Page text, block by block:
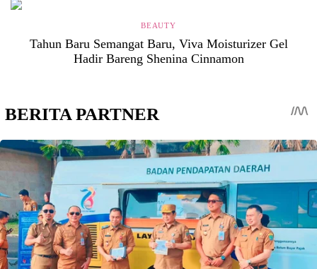
BEAUTY
Tahun Baru Semangat Baru, Viva Moisturizer Gel
Hadir Bareng Shenina Cinnamon